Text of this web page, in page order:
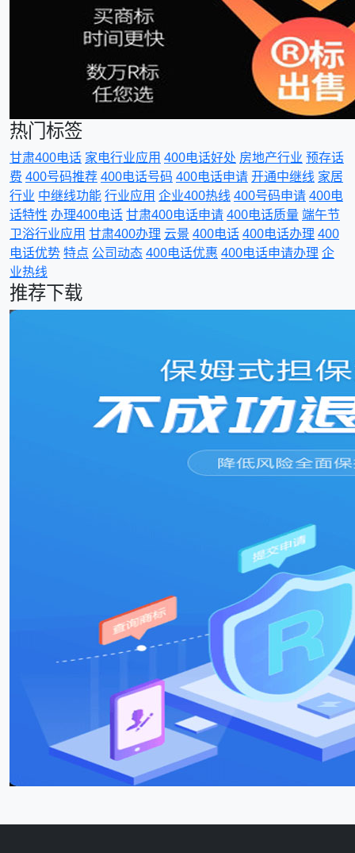
热门标签
甘肃400电话 家电行业应用 400电话好处房地产行业 预存话
费 400号码推荐400电话号码 400电话申请开通中继线 家居
行业 中继线功能行业应用 企业400热线400号码申请400电
话特性办理400电话甘肃400电话申请400电话质量端午节
卫浴行业应用 甘肃400办理云景 400电话400电话办理400
电话优势特点 公司动态400电话优惠 400电话申请办理企
业热线
推荐下载